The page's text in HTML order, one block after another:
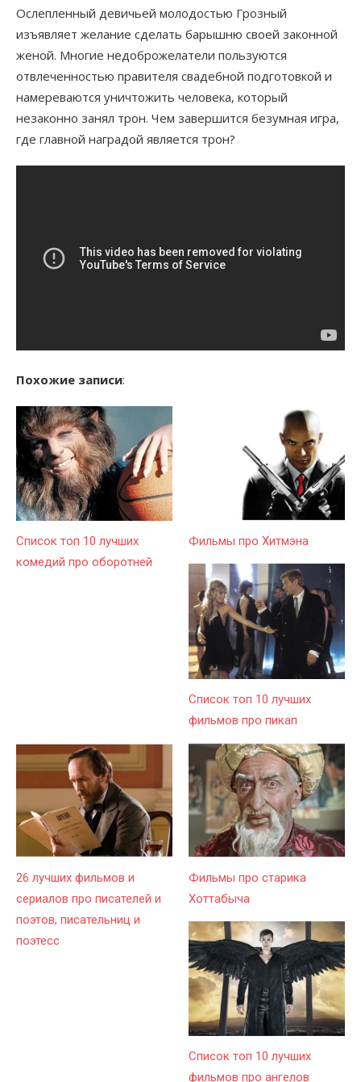
Ослепленный девичьей молодостью Грозный
изъявляет желание сделать барышню своей законной
женой. Многие недоброжелатели пользуются
отвлеченностью правителя свадебной подготовкой и
намереваются уничтожить человека, который
незаконно занял трон. Чем завершится безумная игра,
где главной наградой является трон?
Похожие записи:
Список топ 10 лучших
комедий про оборотней
Фильмы про Хитмэна
Список топ 10 лучших
фильмов про пикап
26 лучших фильмов и
сериалов про писателей и
поэтов, писательниц и
поэтесс
Фильмы про старика
Хоттабыча
Список топ 10 лучших
фильмов про ангелов